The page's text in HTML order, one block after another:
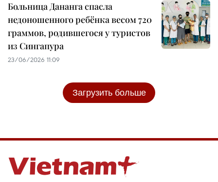
Больница Дананга спасла
недоношенного ребёнка весом 720
граммов, родившегося у туристов
из Сингапура
23/06/2026 11:09
Загрузить больше